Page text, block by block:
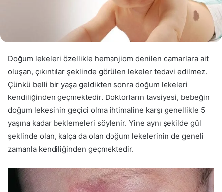
Doğum lekeleri özellikle hemanjiom denilen damarlara ait
oluşan, çıkıntılar şeklinde görülen lekeler tedavi edilmez.
Çünkü belli bir yaşa geldikten sonra doğum lekeleri
kendiliğinden geçmektedir. Doktorların tavsiyesi, bebeğin
doğum lekesinin geçici olma ihtimaline karşı genellikle 5
yaşına kadar beklemeleri söylenir. Yine aynı şekilde gül
şeklinde olan, kalça da olan doğum lekelerinin de geneli
zamanla kendiliğinden geçmektedir.